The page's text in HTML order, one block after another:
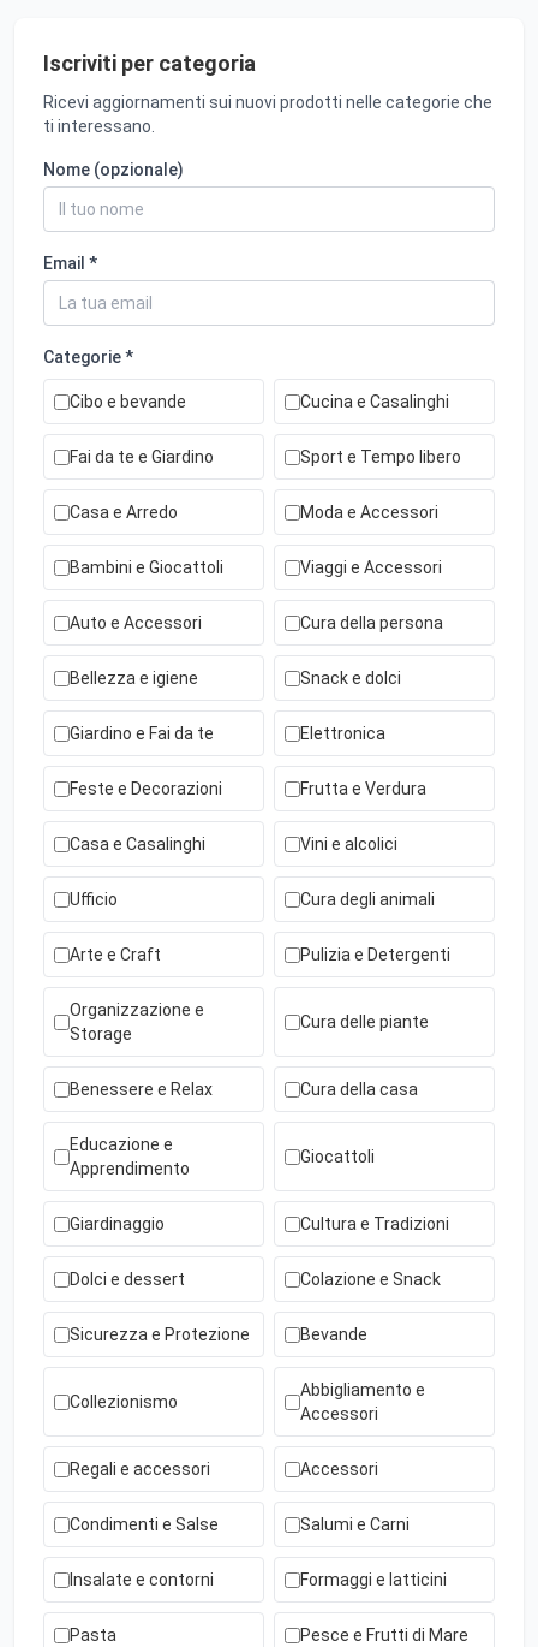
Iscriviti per categoria
Ricevi aggiornamenti sui nuovi prodotti nelle categorie che
ti interessano.
Nome (opzionale)
Email *
Categorie *
Cibo e bevande Cucina e Casalinghi
Fai da te e Giardino Sport e Tempo libero
Casa e Arredo Moda e Accessori
Bambini e Giocattoli Viaggi e Accessori
Auto e Accessori Cura della persona
Bellezza e igiene Snack e dolci
Giardino e Fai da te Elettronica
Feste e Decorazioni Frutta e Verdura
Casa e Casalinghi Vini e alcolici
Ufficio Cura degli animali
Arte e Craft Pulizia e Detergenti
Organizzazione e
Storage
Cura delle piante
Benessere e Relax Cura della casa
Educazione e
Apprendimento
Giocattoli
Giardinaggio Cultura e Tradizioni
Dolci e dessert Colazione e Snack
Sicurezza e Protezione Bevande
Collezionismo
Abbigliamento e
Accessori
Regali e accessori Accessori
Condimenti e Salse Salumi e Carni
Insalate e contorni Formaggi e latticini
Pasta Pesce e Frutti di Mare